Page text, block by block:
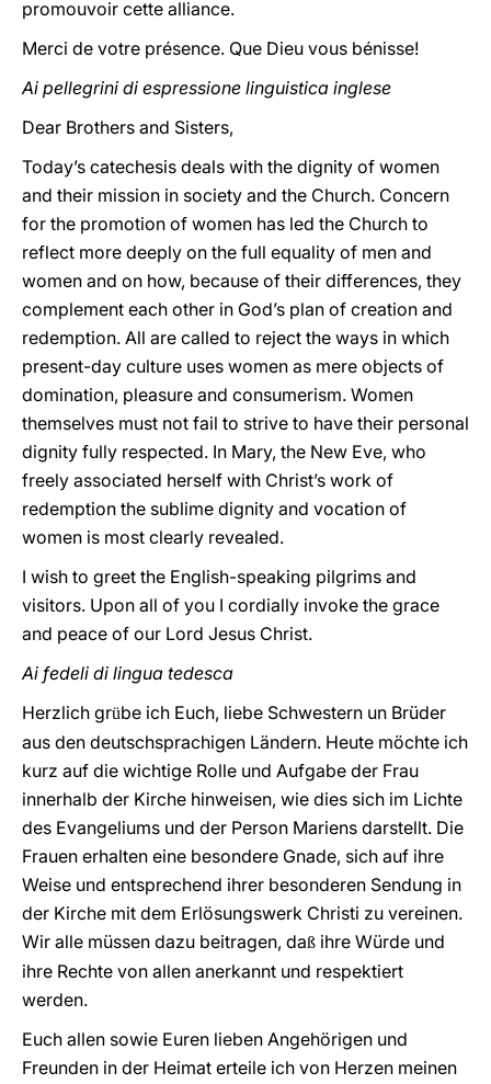
promouvoir cette alliance.
Merci de votre présence. Que Dieu vous bénisse!
Ai pellegrini di espressione linguistica inglese
Dear Brothers and Sisters,
Today’s catechesis deals with the dignity of women
and their mission in society and the Church. Concern
for the promotion of women has led the Church to
reflect more deeply on the full equality of men and
women and on how, because of their differences, they
complement each other in God’s plan of creation and
redemption. All are called to reject the ways in which
present-day culture uses women as mere objects of
domination, pleasure and consumerism. Women
themselves must not fail to strive to have their personal
dignity fully respected. In Mary, the New Eve, who
freely associated herself with Christ’s work of
redemption the sublime dignity and vocation of
women is most clearly revealed.
I wish to greet the English-speaking pilgrims and
visitors. Upon all of you I cordially invoke the grace
and peace of our Lord Jesus Christ.
Ai fedeli di lingua tedesca
Herzlich grübe ich Euch, liebe Schwestern un Brüder
aus den deutschsprachigen Ländern. Heute möchte ich
kurz auf die wichtige Rolle und Aufgabe der Frau
innerhalb der Kirche hinweisen, wie dies sich im Lichte
des Evangeliums und der Person Mariens darstellt. Die
Frauen erhalten eine besondere Gnade, sich auf ihre
Weise und entsprechend ihrer besonderen Sendung in
der Kirche mit dem Erlösungswerk Christi zu vereinen.
Wir alle müssen dazu beitragen, daß ihre Würde und
ihre Rechte von allen anerkannt und respektiert
werden.
Euch allen sowie Euren lieben Angehörigen und
Freunden in der Heimat erteile ich von Herzen meinen